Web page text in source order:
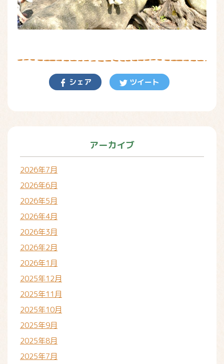
シェア ツイート
アーカイブ
2026年7月
2026年6月
2026年5月
2026年4月
2026年3月
2026年2月
2026年1月
2025年12月
2025年11月
2025年10月
2025年9月
2025年8月
2025年7月